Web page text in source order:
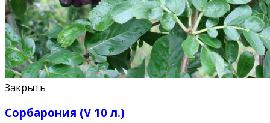
Закрыть
Сорбарония (V 10 л.)